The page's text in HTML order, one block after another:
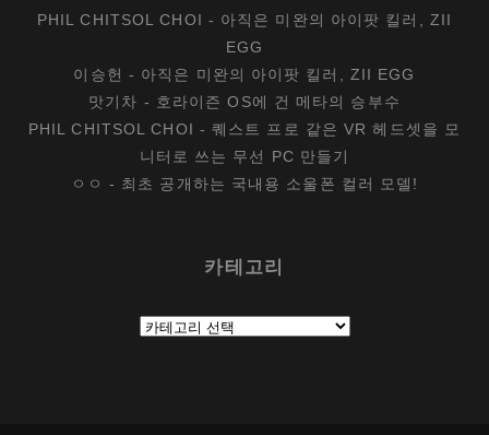
PHIL CHITSOL CHOI - 아직은 미완의 아이팟 킬러, ZII
EGG
이승헌 - 아직은 미완의 아이팟 킬러, ZII EGG
맛기차 - 호라이즌 OS에 건 메타의 승부수
PHIL CHITSOL CHOI -퀘스트 프로 같은 VR 헤드셋을 모
니터로 쓰는 무선 PC 만들기
ㅇㅇ - 최초 공개하는 국내용 소울폰 컬러 모델!
카테고리
테